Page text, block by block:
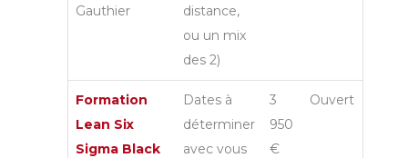
Gauthier
distance,
ou un mix
des 2)
Formation
Lean Six
Sigma Black
Dates à
déterminer
avec vous
3
950
€
Ouvert